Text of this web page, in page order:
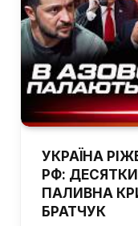
УКРАЇНА
РФ:
ПАЛИВНА
БРАТЧУК